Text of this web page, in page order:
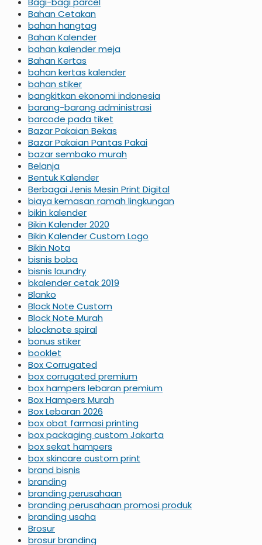
Bahan Cetakan
bahan hangtag
Bahan Kalender
bahan kalender meja
Bahan Kertas
bahan kertas kalender
bahan stiker
bangkitkan ekonomi indonesia
barang-barang administrasi
barcode pada tiket
Bazar Pakaian Bekas
Bazar Pakaian Pantas Pakai
bazar sembako murah
Belanja
Bentuk Kalender
Berbagai Jenis Mesin Print Digital
biaya kemasan ramah lingkungan
bikin kalender
Bikin Kalender 2020
Bikin Kalender Custom Logo
Bikin Nota
bisnis boba
bisnis laundry
bkalender cetak 2019
Blanko
Block Note Custom
Block Note Murah
blocknote spiral
bonus stiker
booklet
Box Corrugated
box corrugated premium
box hampers lebaran premium
Box Hampers Murah
Box Lebaran 2026
box obat farmasi printing
box packaging custom Jakarta
box sekat hampers
box skincare custom print
brand bisnis
branding
branding perusahaan
branding perusahaan promosi produk
branding usaha
Brosur
brosur branding